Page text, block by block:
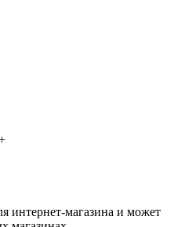
интернет-магазина и может